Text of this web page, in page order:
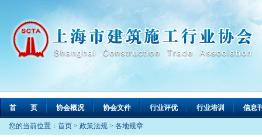
首 页 协会概况 协会文件 行业评优 行业培训 信息
您的当前位置： 首页 > 政策法规 > 各地规章